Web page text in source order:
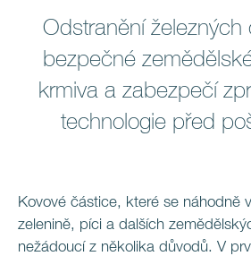
Odstranění železných
bezpečné
krmiva a zabezpečí
technologie před
Kovové částice, které se náhodně
zelenině, píci a dalších
nežádoucí z několika důvodů. V